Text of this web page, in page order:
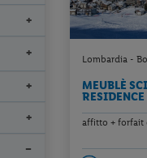
Lombardia -
MEUBLÈ
RESIDENCE
affitto + forfait